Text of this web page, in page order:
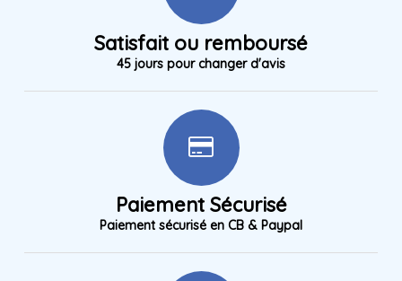
Satisfait ou remboursé
45 jours pour changer d'avis
Paiement Sécurisé
Paiement sécurisé en CB & Paypal